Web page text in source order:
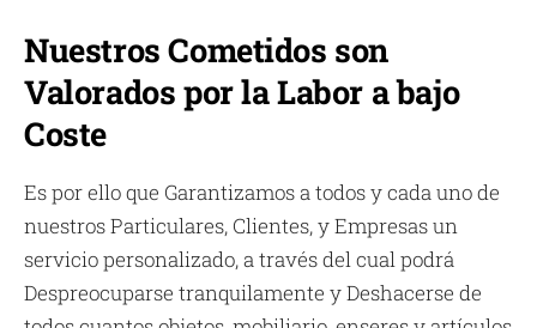
Nuestros Cometidos son
Valorados por la Labor a bajo
Coste
Es por ello que Garantizamos a todos y cada uno de
nuestros Particulares, Clientes, y Empresas un
servicio personalizado, a través del cual podrá
Despreocuparse tranquilamente y Deshacerse de